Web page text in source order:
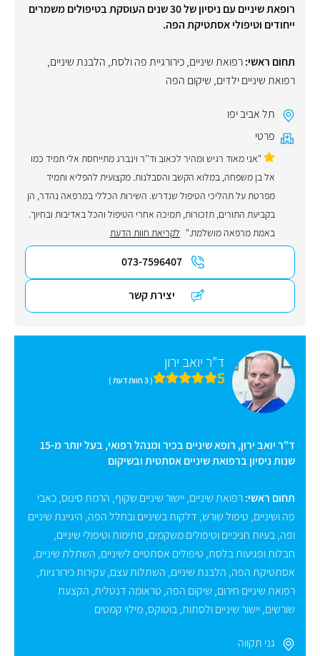
רופאת שיניים עם ניסיון של 30 שנים העוסקת בטיפולים משמרים
ייחודים וטיפולי אסתטיקת הפה.
תחום ראשי:רפואת שיניים,כירורגיית פה ולסת, הלבנת שיניים,
רפואת שיניים ילדים, שיקום הפה
תל אביב יפו
פרטי
"אני מאוד רגיש ומהיר לכאוב וד''ר וינברג מתייחסת אלי תמיד כמו
אל בן משפחה, במלוא הקשב והסבלנות. מקצועית להפליא ותמיד
מפרטת על תהליכי הטיפול שנדרש. השירות הכללי במרפאה נהדר, הן
בקביעת התורים, תזכורות, תמיכה אחרי הטיפול והכל באדיבות ובחיוך.
באמת מרפאה מושלמת." לקריאת חוות הדעת
073-7596407
יצירת קשר
ד"ר יואב ירון
5 ( 3 חוות דעת )
ד"ר יואב ירון, רופא שיניים בכיר ומנהל רפואי, בעל יותר מ-15
שנות ניסיון ברפואת שיניים אסתטית ובשיקום
תחום ראשי:רפואת שיניים,יישור שיניים שקוף, הרמת סינוס,כאבי
פה ושיניים, טיפול שורש, דלקות בשיניים ובחלל הפה, היגיינת שיניים
ופה,בעיות חניכיים וטיפולים משקמים, סתימות וטיפולי שיניים,
חבלות ופגיעות בלסת, טיפולים אסתטיים לשיניים, השתלת שיניים,
אסתטיקת הפה, הלבנת שיניים, השתלות עצם,עקירות כירורגיות,
רפואת שיניים חירום, שיקום הפה, טראומה דנטלית, הקצעת
שורשים,יישור שיניים ולסתות,בוטוקס,מילוי קמטים
גני תקווה